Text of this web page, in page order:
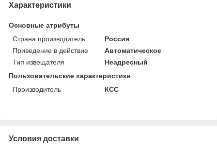
Характеристики
Основные атрибуты
Страна производитель
Россия
Приведение в действие
Автоматическое
Тип извещателя
Неадресный
Пользовательские характеристики
Производитель
КСС
Условия доставки